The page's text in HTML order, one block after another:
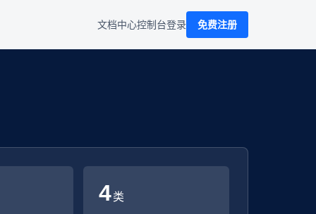
文档中心控制台登录 免费注册
4类